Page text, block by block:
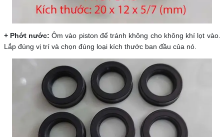
+ Phớt nước: Ôm vào piston để tránh không cho không khí lọt vào.
Lắp đúng vị trí và chọn đúng loại kích thước ban đầu của nó.